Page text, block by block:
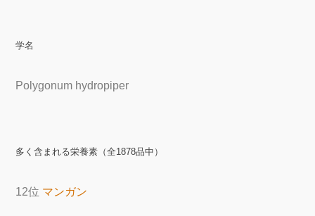
学名
Polygonum hydropiper
多く含まれる栄養素（全1878品中）
12位 マンガン